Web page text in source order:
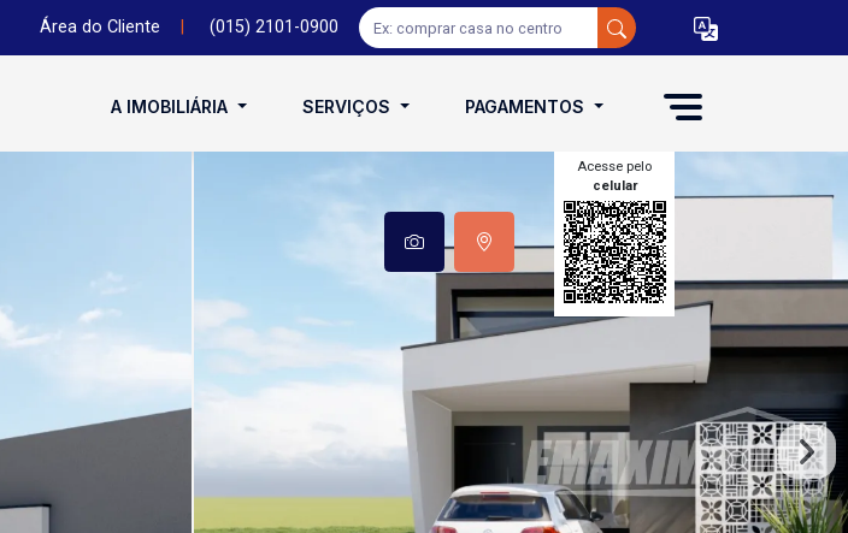
Área do Cliente (015) 2101-0900
A IMOBILIÁRIA SERVIÇOS PAGAMENTOS
Acesse pelo
celular